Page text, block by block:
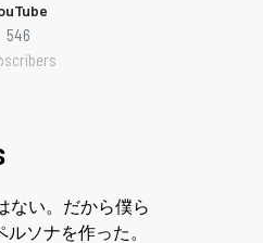
546
ない。だから僕ら
ソナを作った。